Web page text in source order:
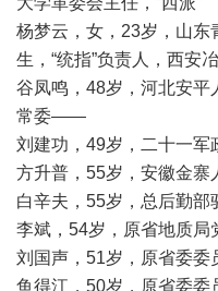
杨梦云，女，23岁，山东
生，“统指”负责人，西安
谷凤鸣，48岁，河北安平
常委——
刘建功，49岁，二十一军
方升普，55岁，安徽金寨
白辛夫，55岁，总后勤部
李斌，54岁，原省地质局
刘国声，51岁，原省委委
鱼得江，50岁，原省委委